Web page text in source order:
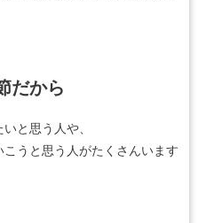
だから
と思う人や、
うと思う人がたくさんいます